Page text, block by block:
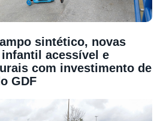
sintético, novas
acessível e
com investimento de
GDF